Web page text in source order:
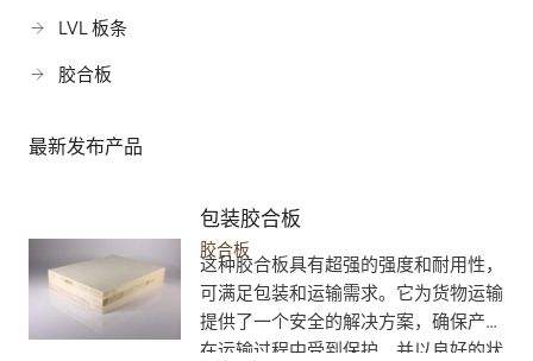
LVL 板条
胶合板
最新发布产品
包装胶合板
胶合板
这种胶合板具有超强的强度和耐用性，
可满足包装和运输需求。它为货物运输
提供了一个安全的解决方案，确保产品
在运输过程中受到保护，并以良好的状